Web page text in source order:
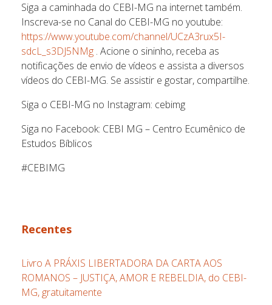
Siga a caminhada do CEBI-MG na internet também.
Inscreva-se no Canal do CEBI-MG no youtube:
https://www.youtube.com/channel/UCzA3rux5I-
sdcL_s3DJ5NMg . Acione o sininho, receba as
notificações de envio de vídeos e assista a diversos
vídeos do CEBI-MG. Se assistir e gostar, compartilhe.
Siga o CEBI-MG no Instagram: cebimg
Siga no Facebook: CEBI MG – Centro Ecumênico de
Estudos Bíblicos
#CEBIMG
Recentes
Livro A PRÁXIS LIBERTADORA DA CARTA AOS
ROMANOS – JUSTIÇA, AMOR E REBELDIA, do CEBI-
MG, gratuitamente